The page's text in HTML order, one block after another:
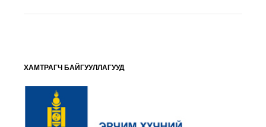
ХАМТРАГЧ БАЙГУУЛЛАГУУД